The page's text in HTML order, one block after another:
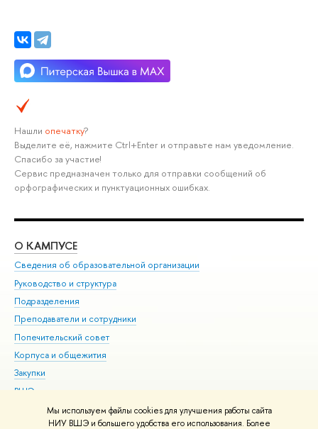
Мы используем файлы cookies для улучшения работы сайта
НИУ ВШЭ и большего удобства его использования. Более
Нашли опечатку?
Выделите её, нажмите Ctrl+Enter и отправьте нам уведомление.
Спасибо за участие!
Сервис предназначен только для отправки сообщений об
орфографических и пунктуационных ошибках.
О КАМПУСЕ
Сведения об образовательной организации
Руководство и структура
Подразделения
Преподаватели и сотрудники
Попечительский совет
Корпуса и общежития
Закупки
ВШЭ для студентов с ограниченными возможностями
здоровья и инвалидностью
Версия для слабовидящих